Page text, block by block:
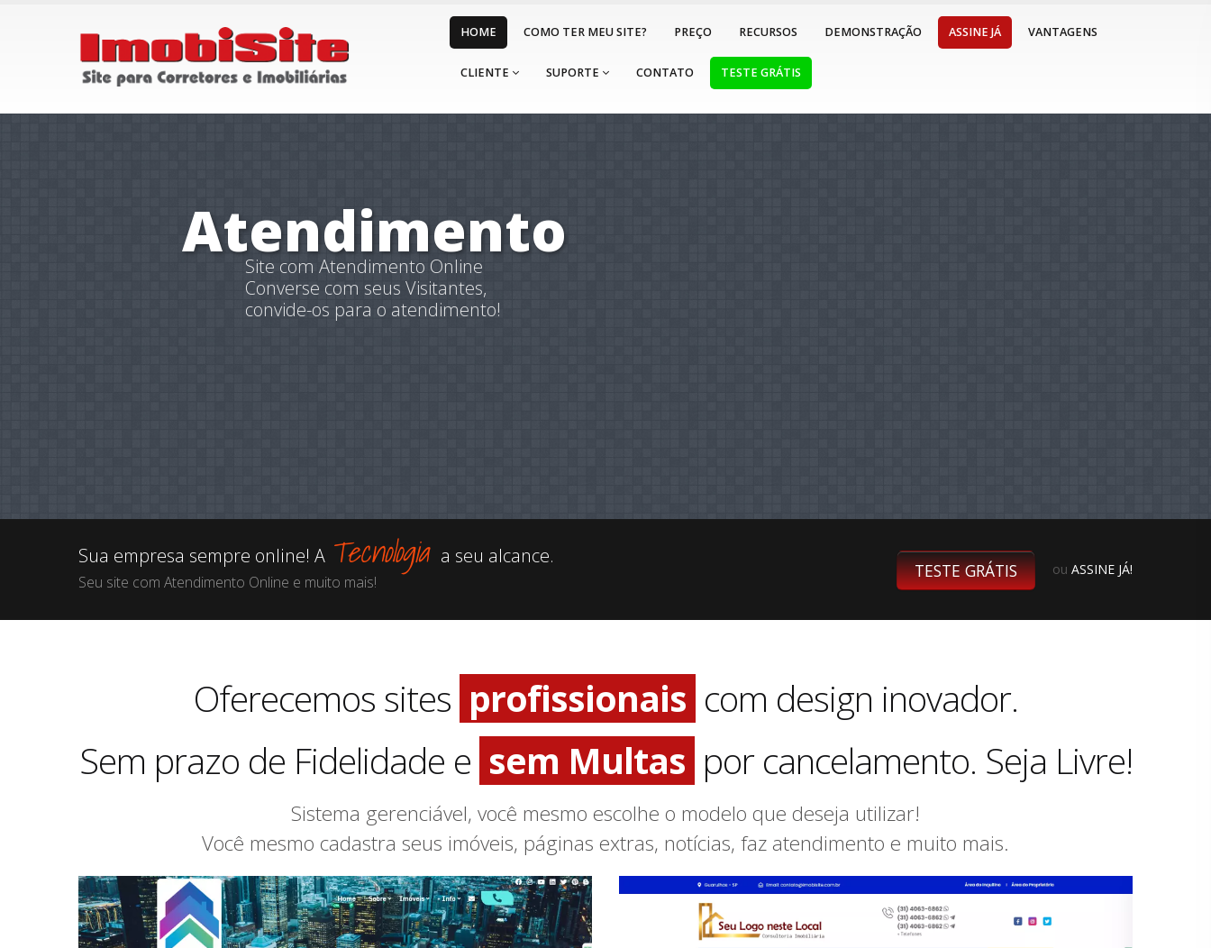
HOME COMO TER MEU SITE? PREÇO RECURSOS DEMONSTRAÇÃO ASSINE JÁ VANTAGENS
CLIENTE SUPORTE CONTATO TESTE GRÁTIS
Atendimento
Site com Atendimento Online
Converse com seus Visitantes,
convide-os para o atendimento!
Sua empresa sempre online! A Tecnologia a seu alcance.
Seu site com Atendimento Online e muito mais!
TESTE GRÁTIS ou ASSINE JÁ!
Oferecemos sites profissionais com design inovador.
Sem prazo de Fidelidade e sem Multas por cancelamento. Seja Livre!
Sistema gerenciável, você mesmo escolhe o modelo que deseja utilizar!
Você mesmo cadastra seus imóveis, páginas extras, notícias, faz atendimento e muito mais.